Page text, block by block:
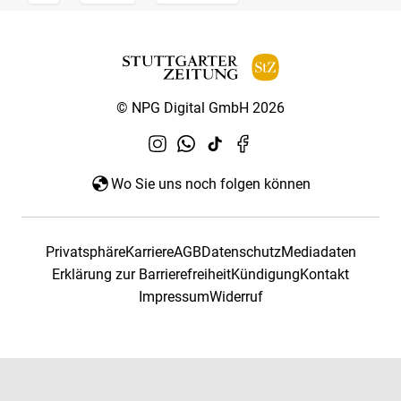
© NPG Digital GmbH 2026
Wo Sie uns noch folgen können
PrivatsphäreKarriereAGBDatenschutzMediadaten
Erklärung zur BarrierefreiheitKündigungKontakt
ImpressumWiderruf